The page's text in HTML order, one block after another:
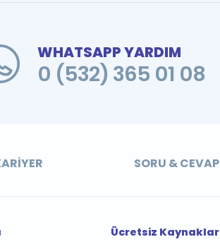
WHATSAPP YARDIM
0 (532) 365 01 08
SORU & CEVAP
Ücretsiz Kaynaklar